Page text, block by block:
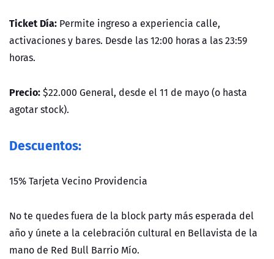
Ticket Día: Permite ingreso a experiencia calle,
activaciones y bares. Desde las 12:00 horas a las 23:59
horas.
Precio:$22.000 General, desde el 11 de mayo (o hasta
agotar stock).
Descuentos:
15% Tarjeta Vecino Providencia
No te quedes fuera de la block party más esperada del
año y únete a la celebración cultural en Bellavista de la
mano de Red Bull Barrio Mío.